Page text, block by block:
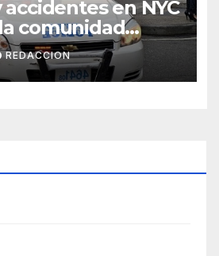
en NYC
comunidad
REDACCION